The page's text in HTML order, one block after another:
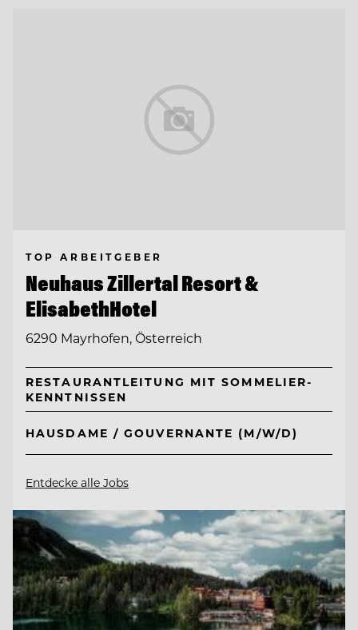
TOP ARBEITGEBER
Neuhaus Zillertal Resort &
ElisabethHotel
6290 Mayrhofen, Österreich
RESTAURANTLEITUNG MIT SOMMELIER-
KENNTNISSEN
HAUSDAME / GOUVERNANTE (M/W/D)
Entdecke alle Jobs